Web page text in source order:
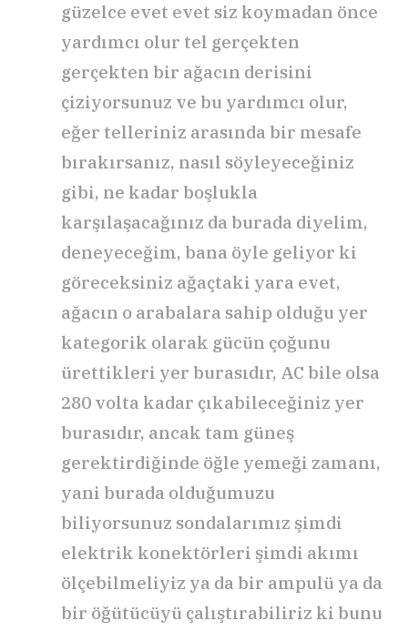
güzelce evet evet siz koymadan önce
yardımcı olur tel gerçekten
gerçekten bir ağacın derisini
çiziyorsunuz ve bu yardımcı olur,
eğer telleriniz arasında bir mesafe
bırakırsanız, nasıl söyleyeceğiniz
gibi, ne kadar boşlukla
karşılaşacağınız da burada diyelim,
deneyeceğim, bana öyle geliyor ki
göreceksiniz ağaçtaki yara evet,
ağacın o arabalara sahip olduğu yer
kategorik olarak gücün çoğunu
ürettikleri yer burasıdır, AC bile olsa
280 volta kadar çıkabileceğiniz yer
burasıdır, ancak tam güneş
gerektirdiğinde öğle yemeği zamanı,
yani burada olduğumuzu
biliyorsunuz sondalarımız şimdi
elektrik konektörleri şimdi akımı
ölçebilmeliyiz ya da bir ampulü ya da
bir öğütücüyü çalıştırabiliriz ki bunu